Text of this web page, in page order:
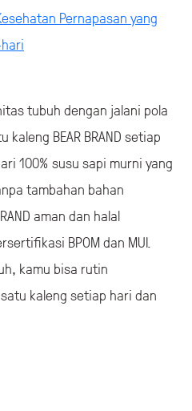
Pernapasan yang
tubuh dengan jalani pola
BEAR BRAND setiap
100% susu sapi murni yang
tambahan bahan
aman dan halal
BPOM dan MUI.
kamu bisa rutin
satu kaleng setiap hari dan